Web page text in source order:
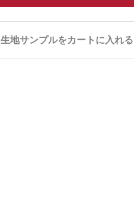
生地サンプルをカートに入れる